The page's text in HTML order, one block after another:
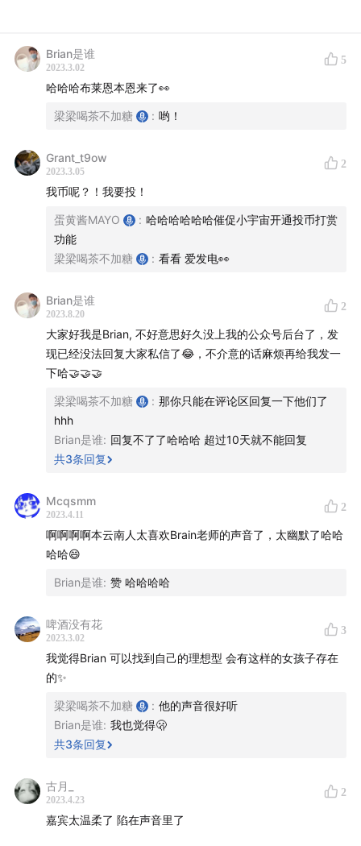
惑。
本期内容分为两部分。
第一部分，Brian与我们毫无保留的分享了他的国企工作经
历。
第二部分，Brian与我们聊了聊，都市青年坎坷的恋爱经
欢迎收听。
加班？！）
——————
欢迎光临宇宙尽头小酒馆，本期你会听到以下内容：
PART 1 - Brian的国企经历
Brian的求职经历：毕业回国，去私企做PR
偶然遇到国企机会，综合考虑后选择了国企
06:38
私企和国企工作风格和工作方法差异：一个求稳，
一个求快
四平八稳的办公室，是什么画风？
国企，但加班
19:47 国企工作中的坎坷与迷茫
Brian是谁
2023.3.02
5
哈哈哈布莱恩本恩来了👀
梁梁喝茶不加糖 : 哟！
Grant_t9ow
2023.3.05
2
我币呢？！我要投！
蛋黄酱MAYO : 哈哈哈哈哈哈催促小宇宙开通投币打赏
功能
梁梁喝茶不加糖
: 看看 爱发电👀
Brian是谁
2023.8.20
2
大家好我是Brian, 不好意思好久没上我的公众号后台了，发
现已经没法回复大家私信了😂，不介意的话麻烦再给我发一
下哈🤝🤝🤝
梁梁喝茶不加糖 : 那你只能在评论区回复一下他们了
hhh
Brian是谁: 回复不了了哈哈哈 超过10天就不能回复
共3条回复
Mcqsmm
2023.4.11
2
啊啊啊啊本云南人太喜欢Brain老师的声音了，太幽默了哈哈
哈哈😄
Brian是谁: 赞 哈哈哈哈
啤酒没有花
2023.3.02
3
我觉得Brian 可以找到自己的理想型 会有这样的女孩子存在
的✨
梁梁喝茶不加糖 : 他的声音很好听
Brian是谁: 我也觉得🫢
共3条回复
古月_
2023.4.23
2
嘉宾太温柔了 陷在声音里了